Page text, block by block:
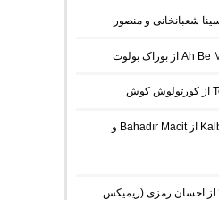
شعبانخانی و منصور
دانلود آهنگ ترکی Kalbine Sor از Bahadır Macit و
دانلود ریمیکس دیپ نایت 2 از احسان رمزی (ریمیکس